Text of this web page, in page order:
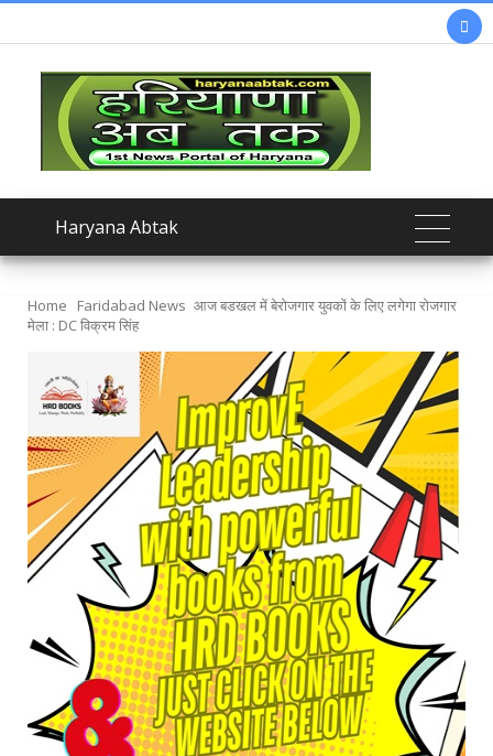

Haryana Abtak
Home Faridabad News आज बडखल में बेरोजगार युवकों के लिए लगेगा रोजगार
मेला : DC विक्रम सिंह